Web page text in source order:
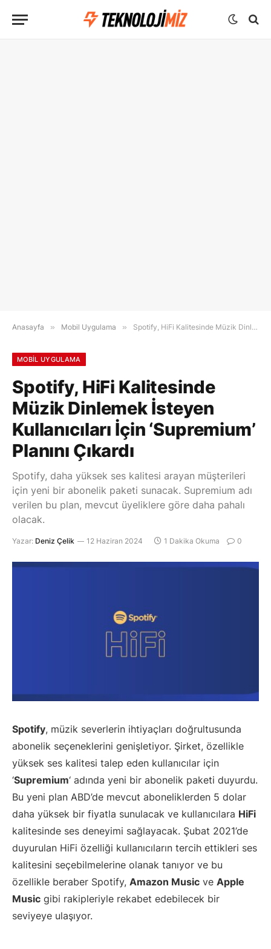
Anasayfa » Mobil Uygulama » Spotify, HiFi Kalitesinde Müzik Dinlemek İsteyen Kullanıcıları İçin ‘Supremium’ Planını Çıkardı
MOBIL UYGULAMA
Spotify, HiFi Kalitesinde
Müzik Dinlemek İsteyen
Kullanıcıları İçin ‘Supremium’
Planını Çıkardı
Spotify, daha yüksek ses kalitesi arayan müşterileri
için yeni bir abonelik paketi sunacak. Supremium adı
verilen bu plan, mevcut üyeliklere göre daha pahalı
olacak.
Yazar: Deniz Çelik 12 Haziran 2024 1 Dakika Okuma 0
Spotify, müzik severlerin ihtiyaçları doğrultusunda
abonelik seçeneklerini genişletiyor. Şirket, özellikle
yüksek ses kalitesi talep eden kullanıcılar için
‘Supremium‘ adında yeni bir abonelik paketi duyurdu.
Bu yeni plan ABD’de mevcut aboneliklerden 5 dolar
daha yüksek bir fiyatla sunulacak ve kullanıcılara HiFi
kalitesinde ses deneyimi sağlayacak. Şubat 2021’de
duyurulan HiFi özelliği kullanıcıların tercih ettikleri ses
kalitesini seçebilmelerine olanak tanıyor ve bu
özellikle beraber Spotify, Amazon Music ve Apple
Music gibi rakipleriyle rekabet edebilecek bir
seviyeye ulaşıyor.